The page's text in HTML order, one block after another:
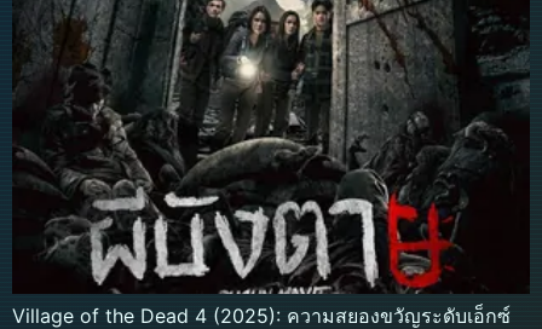
Village of the Dead 4 (2025): ความสยองขวัญระดับเอ็กซ์